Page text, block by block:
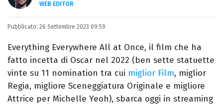
WEB EDITOR
LINKEDIN
Si avvicina all'editoria studiando all'IED
come Fashion Editor. Si specializza poi in
Comunicazione digitale, Giornalismo e
Nuovi media presso La Sapienza,
collaborando con alcune testate ed uffici
stampa.
Pubblicato: 26 Settembre 2023 09:59
Everything Everywhere All at Once, il film che ha
fatto incetta di Oscar nel 2022 (ben sette statuette
vinte su 11 nomination tra cui miglior Film, miglior
Regia, migliore Sceneggiatura Originale e migliore
Attrice per Michelle Yeoh), sbarca oggi in streaming